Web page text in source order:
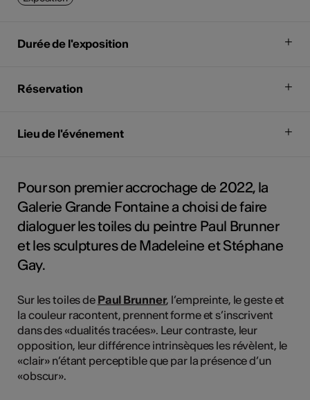
Durée de l'exposition
Réservation
Lieu de l'événement
Pour son premier accrochage de 2022, la
Galerie Grande Fontaine a choisi de faire
dialoguer les toiles du peintre Paul Brunner
et les sculptures de Madeleine et Stéphane
Gay.
Sur les toiles de Paul Brunner, l’empreinte, le geste et
la couleur racontent, prennent forme et s’inscrivent
dans des «dualités tracées». Leur contraste, leur
opposition, leur différence intrinsèques les révèlent, le
«clair» n’étant perceptible que par la présence d’un
«obscur».